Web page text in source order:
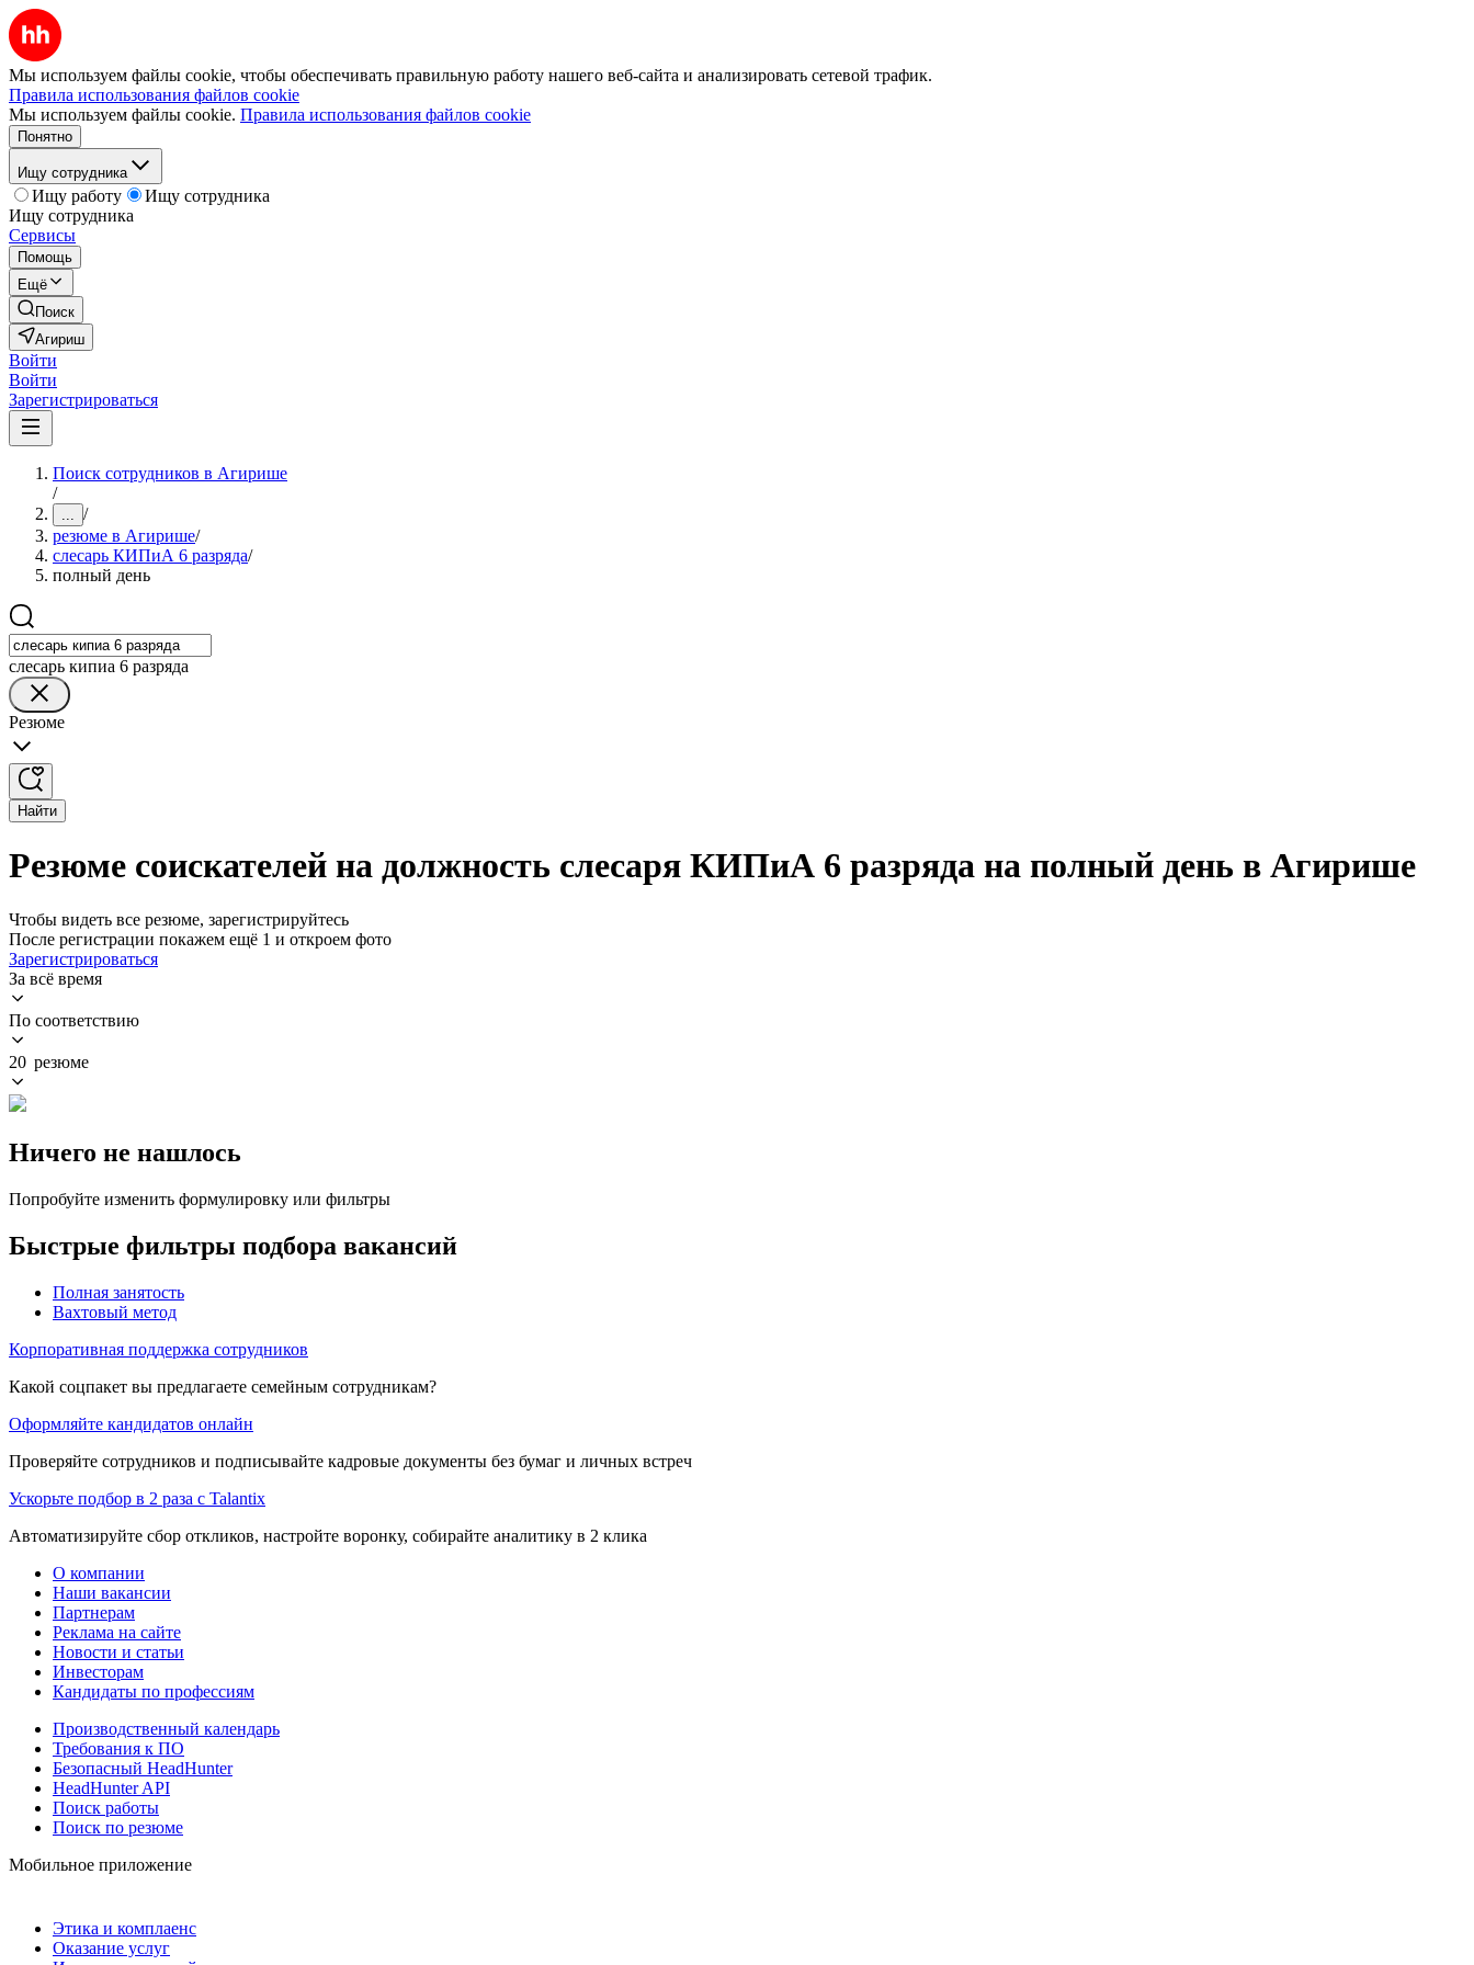
Мы используем файлы cookie, чтобы обеспечивать правильную работу нашего веб-сайта и анализировать сетевой трафик.
Правила использования файлов cookie
Мы используем файлы cookie. Правила использования файлов cookie
Понятно
Ищу сотрудника
Ищу работу
Ищу сотрудника
Ищу сотрудника
Сервисы
Помощь
Ещё
Поиск
Агириш
Войти
Войти
Зарегистрироваться
Поиск сотрудников в Агирише
/
... /
резюме в Агирише/
слесарь КИПиА 6 разряда/
полный день
слесарь кипиа 6 разряда
Резюме
Найти
Резюме соискателей на должность слесаря КИПиА 6 разряда на полный день в Агирише
Чтобы видеть все резюме, зарегистрируйтесь
После регистрации покажем ещё 1 и откроем фото
Зарегистрироваться
За всё время
По соответствию
20 резюме
Ничего не нашлось
Попробуйте изменить формулировку или фильтры
Быстрые фильтры подбора вакансий
Полная занятость
Вахтовый метод
Корпоративная поддержка сотрудников
Какой соцпакет вы предлагаете семейным сотрудникам?
Оформляйте кандидатов онлайн
Проверяйте сотрудников и подписывайте кадровые документы без бумаг и личных встреч
Ускорьте подбор в 2 раза с Talantix
Автоматизируйте сбор откликов, настройте воронку, собирайте аналитику в 2 клика
О компании
Наши вакансии
Партнерам
Реклама на сайте
Новости и статьи
Инвесторам
Кандидаты по профессиям
Производственный календарь
Требования к ПО
Безопасный HeadHunter
HeadHunter API
Поиск работы
Поиск по резюме
Мобильное приложение
Этика и комплаенс
Оказание услуг